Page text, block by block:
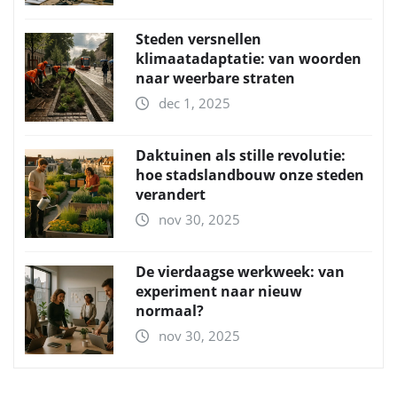
Steden versnellen
klimaatadaptatie: van woorden
naar weerbare straten
dec 1, 2025
Daktuinen als stille revolutie:
hoe stadslandbouw onze steden
verandert
nov 30, 2025
De vierdaagse werkweek: van
experiment naar nieuw
normaal?
nov 30, 2025